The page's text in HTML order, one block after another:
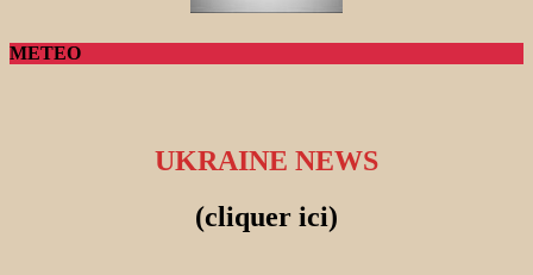
METEO
UKRAINE NEWS
(cliquer ici)